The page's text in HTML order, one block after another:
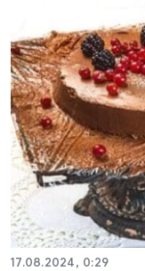
17.08.2024, 0:29